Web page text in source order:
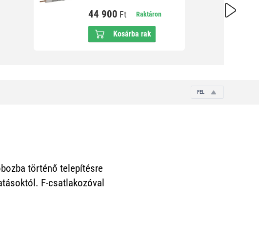
44 900 Ft Raktáron
Kosárba rak
FEL
történő telepítésre
F-csatlakozóval